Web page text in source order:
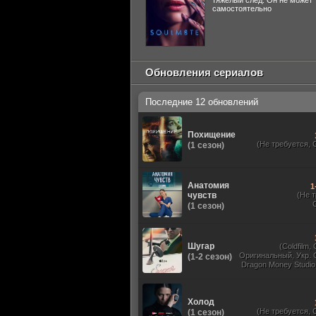
самостоятельно
Обновления сериалов
Последние 12 обновлений
Похищение
(1 сезон)
(Не требуется,
Анатомия
чувств
(1 сезон)
(Не
Шугар
(1-2 сезон)
(Coldfilm,
Оригинальный, Укр.
Dragon Money
Холод
(1 сезон)
(Не требуется,